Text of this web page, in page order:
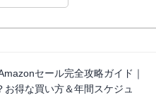
セール完全攻略ガイド｜
お得な買い方＆年間スケジュ